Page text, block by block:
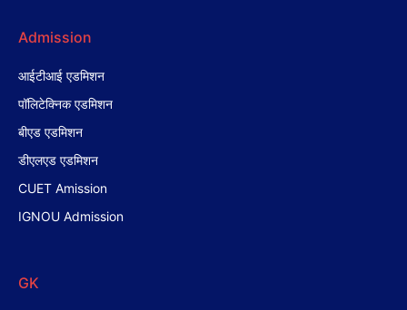
Admission
आईटीआई एडमिशन
पॉलिटेक्निक एडमिशन
बीएड एडमिशन
डीएलएड एडमिशन
CUET Amission
IGNOU Admission
GK